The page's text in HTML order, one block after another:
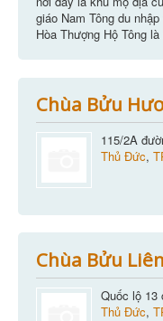
giáo Nam Tông du
Hòa Thượng Hộ Tông
Chùa Bửu
115/2A
Thủ Đức,
Chùa Bửu
Quốc lộ 13
Thủ Đức,